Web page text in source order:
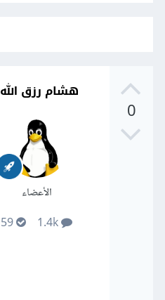
0
هشام رزق الله
الأعضاء